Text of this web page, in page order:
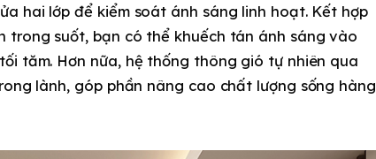
hai lớp để kiểm soát ánh sáng linh hoạt. Kết hợp
trong suốt, bạn có thể khuếch tán ánh sáng vào
tăm. Hơn nữa, hệ thống thông gió tự nhiên qua
lành, góp phần nâng cao chất lượng sống hàng